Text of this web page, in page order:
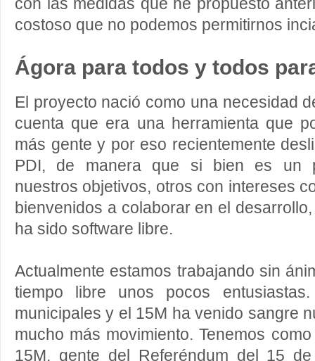
con las medidas que he propuesto
costoso que no podemos permitirnos
Ágora para todos y todos
El proyecto nació como una necesidad
cuenta que era una herramienta que
más gente y por eso recientemente
PDI, de manera que si bien es un
nuestros objetivos, otros con intereses
bienvenidos a colaborar en el
ha sido software libre.
Actualmente estamos trabajando sin
tiempo libre unos pocos
municipales y el 15M ha venido sangre
mucho más movimiento. Tenemos
15M, gente del Referéndum del 15